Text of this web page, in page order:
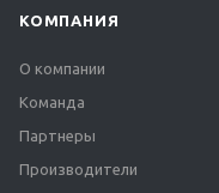
КОМПАНИЯ
О компании
Команда
Партнеры
Производители